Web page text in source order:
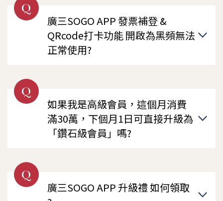
Q
廣三SOGO APP 發票補登 &
QRcode打卡功能 開啟為黑頻無法
正常使用?
Q
如果我是高級會員，這個月消費
滿30萬，下個月1日可直接升級為
「鑽石級會員」嗎?
Q
廣三SOGO APP 升級禮 如何領取